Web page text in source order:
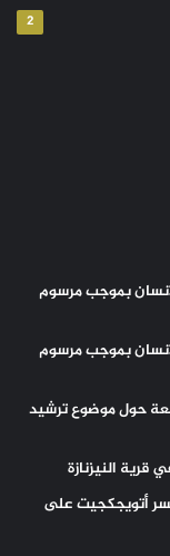
2
بموجب مرسوم
بموجب مرسوم
حول موضوع ترشيد
النيزنازة
أتويجكجيت على